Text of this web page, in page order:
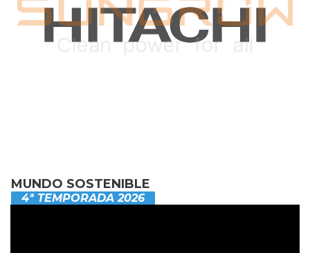
MUNDO SOSTENIBLE
4ª TEMPORADA 2026